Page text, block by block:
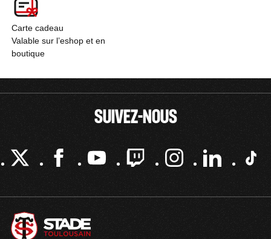
Carte cadeau
Valable sur l’eshop et en
boutique
SUIVEZ-NOUS